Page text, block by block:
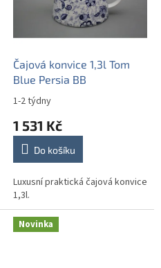
Čajová konvice 1,3l Tom
Blue Persia BB
1-2 týdny
1 531 Kč
Do košíku
Luxusní praktická čajová konvice
1,3l.
Novinka